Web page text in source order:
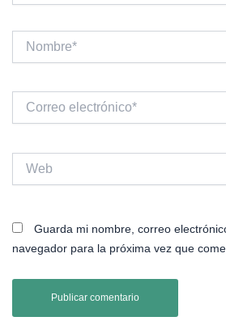
Correo
electrónico*
Guarda mi nombre, correo
navegador para la próxima vez que